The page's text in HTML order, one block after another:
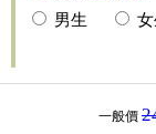
男生
一般價